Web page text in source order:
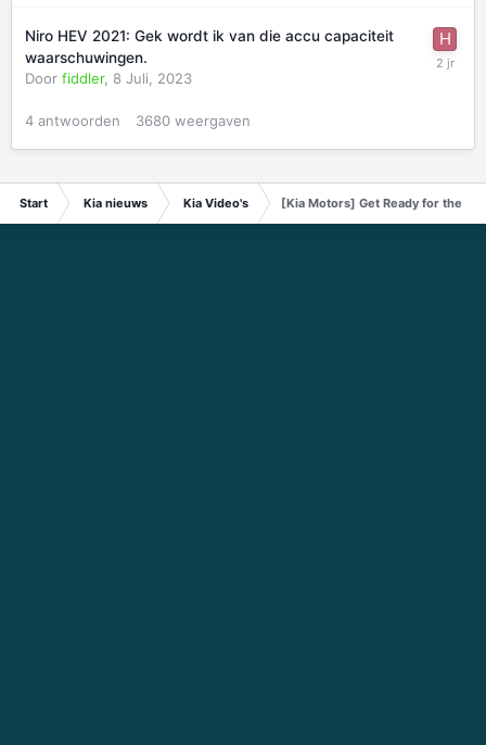
Niro HEV 2021: Gek wordt ik van die accu capaciteit
waarschuwingen.
Door fiddler, 8 Juli, 2023
4 antwoorden 3680 weergaven
Start Kia nieuws Kia Video's [Kia Motors] Get Ready for the